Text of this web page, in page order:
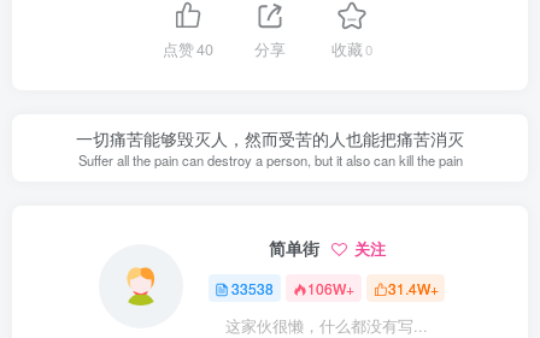
点赞40 分享 收藏0
一切痛苦能够毁灭人，然而受苦的人也能把痛苦消灭
Suffer all the pain can destroy a person, but it also can kill the pain
简单街 关注
33538 106W+ 31.4W+
这家伙很懒，什么都没有写...